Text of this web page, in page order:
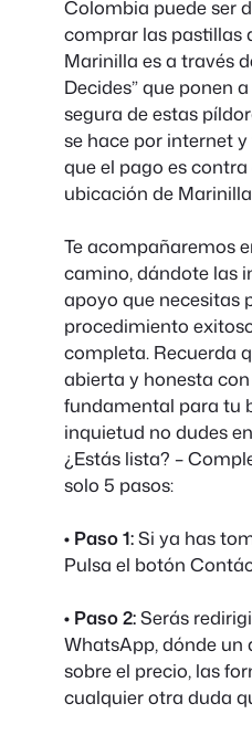
Colombia puede ser
comprar las pastillas
Marinilla es a través
Decides” que ponen
segura de estas
se hace por internet
que el pago es
ubicación de
Te acompañaremos
camino, dándote las
apoyo que necesitas
procedimiento
completa. Recuerda
abierta y honesta
fundamental para tu
inquietud no dudes
¿Estás lista? –
solo 5 pasos:
• Paso 1:Si ya has
Pulsa el botón
• Paso 2:Serás
WhatsApp, dónde un
sobre el precio, las
cualquier otra duda